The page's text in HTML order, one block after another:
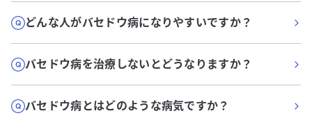
どんな人がバセドウ病になりやすいですか？
バセドウ病を治療しないとどうなりますか？
バセドウ病とはどのような病気ですか？